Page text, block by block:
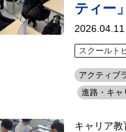
ティー
スクールト
アクティブ
進路・キャ
キャリア教